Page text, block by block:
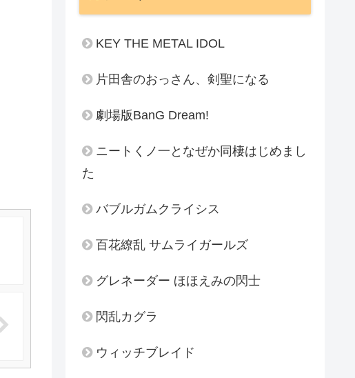
KEY THE METAL IDOL
片田舎のおっさん、剣聖になる
劇場版BanG Dream!
ニートくノ一となぜか同棲はじめまし
た
バブルガムクライシス
百花繚乱 サムライガールズ
グレネーダー ほほえみの閃士
閃乱カグラ
ウィッチブレイド